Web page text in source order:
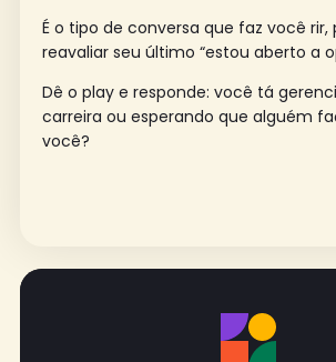
É o tipo de conversa que faz você rir,
reavaliar seu último “estou aberto a
Dê o play e responde: você tá
carreira ou esperando que alguém
você?